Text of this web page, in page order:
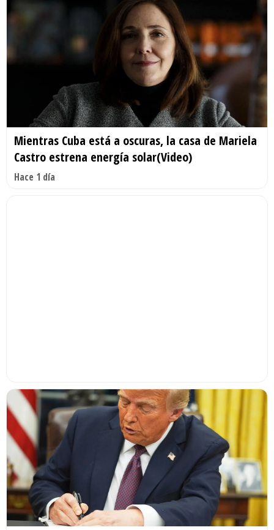
Mientras Cuba está a oscuras, la casa de Mariela
Castro estrena energía solar(Video)
Hace 1 día